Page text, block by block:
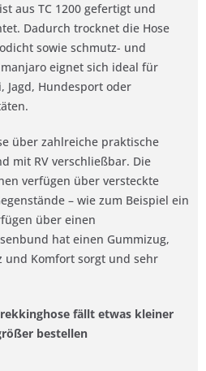
aus TC 1200 gefertigt und
Dadurch trocknet die Hose
sowie schmutz- und
eignet sich ideal für
Jagd, Hundesport oder
über zahlreiche praktische
mit RV verschließbar. Die
verfügen über versteckte
– wie zum Beispiel ein
über einen
hat einen Gummizug,
und Komfort sorgt und sehr
fällt etwas kleiner
bestellen